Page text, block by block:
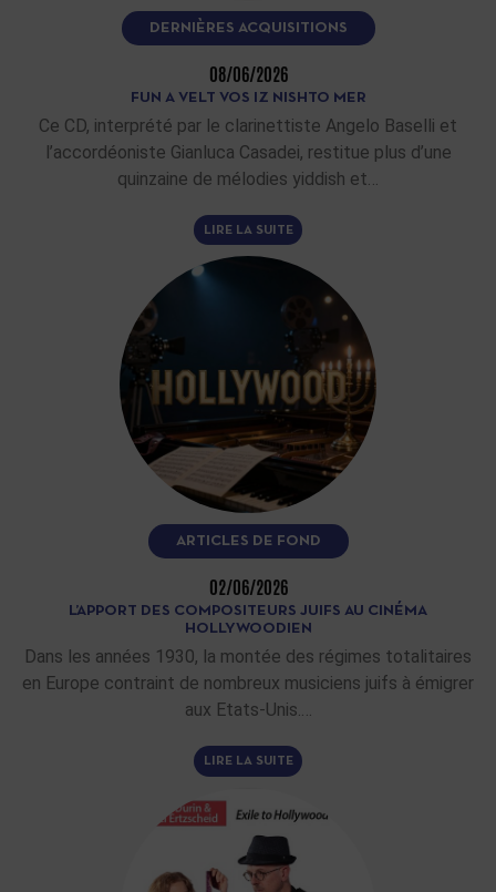
DERNIÈRES ACQUISITIONS
08/06/2026
FUN A VELT VOS IZ NISHTO MER
Ce CD, interprété par le clarinettiste Angelo Baselli et
l’accordéoniste Gianluca Casadei, restitue plus d’une
quinzaine de mélodies yiddish et…
LIRE LA SUITE
ARTICLES DE FOND
02/06/2026
L’APPORT DES COMPOSITEURS JUIFS AU CINÉMA
HOLLYWOODIEN
Dans les années 1930, la montée des régimes totalitaires
en Europe contraint de nombreux musiciens juifs à émigrer
aux Etats-Unis.…
LIRE LA SUITE